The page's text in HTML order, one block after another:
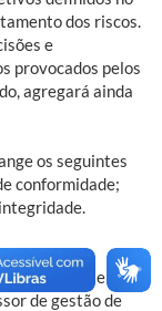
dos riscos.
e
provocados pelos
agregará ainda
os seguintes
conformidade;
sobre a
e
de gestão de